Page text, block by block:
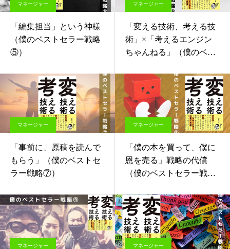
マネージャー
「編集担当」という神様
（僕のベストセラー戦略
⑤）
マネージャー
「変える技術、考える技
術」×「考えるエンジン
ちゃんねる」（僕のベス
マネージャー
「事前に、原稿を読んで
もらう」（僕のベストセ
ラー戦略⑦）
マネージャー
「僕の本を買って、僕に
恩を売る」戦略の代償
（僕のベストセラー戦略
マネージャー マネージャー